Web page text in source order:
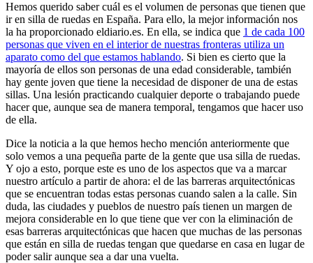
Hemos querido saber cuál es el volumen de personas que tienen que
ir en silla de ruedas en España. Para ello, la mejor información nos
la ha proporcionado eldiario.es. En ella, se indica que 1 de cada 100
personas que viven en el interior de nuestras fronteras utiliza un
aparato como del que estamos hablando. Si bien es cierto que la
mayoría de ellos son personas de una edad considerable, también
hay gente joven que tiene la necesidad de disponer de una de estas
sillas. Una lesión practicando cualquier deporte o trabajando puede
hacer que, aunque sea de manera temporal, tengamos que hacer uso
de ella.
Dice la noticia a la que hemos hecho mención anteriormente que
solo vemos a una pequeña parte de la gente que usa silla de ruedas.
Y ojo a esto, porque este es uno de los aspectos que va a marcar
nuestro artículo a partir de ahora: el de las barreras arquitectónicas
que se encuentran todas estas personas cuando salen a la calle. Sin
duda, las ciudades y pueblos de nuestro país tienen un margen de
mejora considerable en lo que tiene que ver con la eliminación de
esas barreras arquitectónicas que hacen que muchas de las personas
que están en silla de ruedas tengan que quedarse en casa en lugar de
poder salir aunque sea a dar una vuelta.